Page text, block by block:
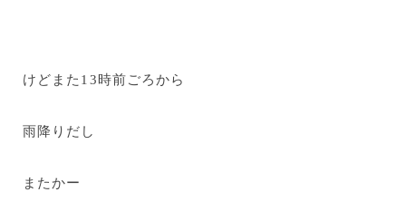
けどまた13時前ごろから
雨降りだし
またかー